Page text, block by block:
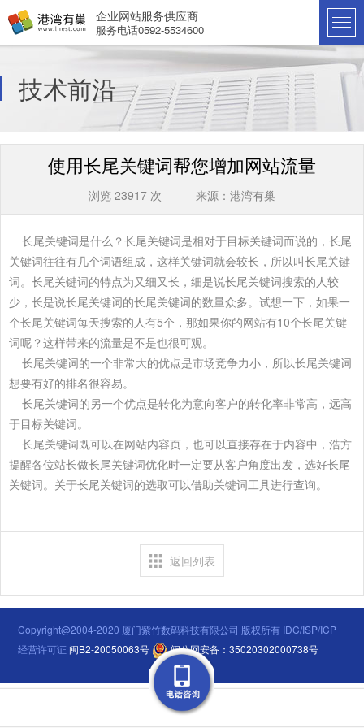
企业网站服务供应商
服务电话0592-5534600
技术前沿
使用长尾关键词帮您增加网站流量
浏览 23917 次 来源：港湾有巢
长尾关键词是什么？长尾关键词是相对于目标关键词而说的，长尾
关键词往往有几个词语组成，这样关键词就会较长，所以叫长尾关键
词。长尾关键词的特点为又细又长，细是说长尾关键词搜索的人较
少，长是说长尾关键词的长尾关键词的数量众多。试想一下，如果一
个长尾关键词每天搜索的人有5个，那如果你的网站有10个长尾关键
词呢？这样带来的流量是不是也很可观。
长尾关键词的一个非常大的优点是市场竞争力小，所以长尾关键词
想要有好的排名很容易。
长尾关键词的另一个优点是转化为意向客户的转化率非常高，远高
于目标关键词。
长尾关键词既可以在网站内容页，也可以直接存在于内容中，浩方
提醒各位站长做长尾关键词优化时一定要从客户角度出发，选好长尾
关键词。关于长尾关键词的选取可以借助关键词工具进行查询。
返回列表
Copyright@2004-2020 厦门紫竹数码科技有限公司 版权所有 IDC/ISP/ICP
经营许可证闽B2-20050063号 闽公网安备：35020302000738号